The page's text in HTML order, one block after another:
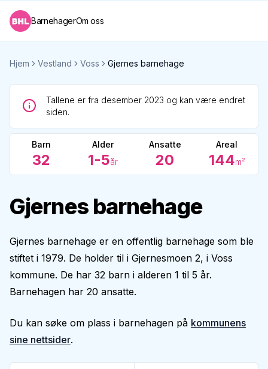
BarnehagerOm oss
Hjem Vestland Voss Gjernes barnehage
Tallene er fra desember 2023 og kan være endret
siden.
Barn
32
Alder
1-5år
Ansatte
20
Areal
144m²
Gjernes barnehage
Gjernes barnehage er en offentlig barnehage som ble
stiftet i 1979. De holder til i Gjernesmoen 2, i Voss
kommune. De har 32 barn i alderen 1 til 5 år.
Barnehagen har 20 ansatte.
Du kan søke om plass i barnehagen på kommunens
sine nettsider.